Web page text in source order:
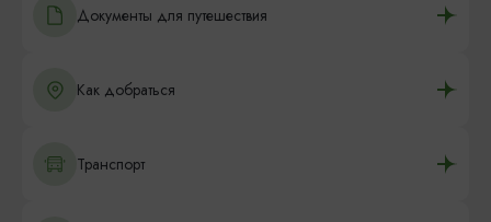
Документы для путешествия
Как добраться
Транспорт